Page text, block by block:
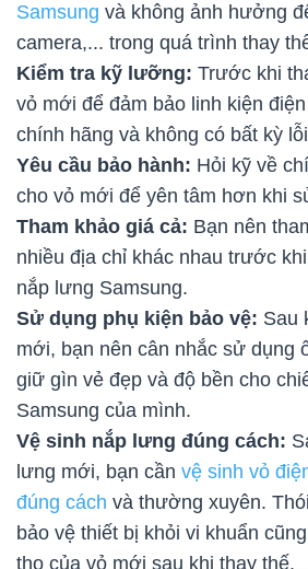
Samsung và không ảnh hưởng
camera,... trong quá trình thay
Kiểm tra kỹ lưỡng: Trước khi
vỏ mới để đảm bảo linh kiện
chính hãng và không có bất kỳ
Yêu cầu bảo hành: Hỏi kỹ về
cho vỏ mới để yên tâm hơn khi
Tham khảo giá cả: Bạn nên
nhiều địa chỉ khác nhau trước
nắp lưng Samsung.
Sử dụng phụ kiện bảo vệ: Sau
mới, bạn nên cân nhắc sử dụng
giữ gìn vẻ đẹp và độ bền cho
Samsung của mình.
Vệ sinh nắp lưng đúng cách:
lưng mới, bạn cần vệ sinh vỏ
đúng cách và thường xuyên.
bảo vệ thiết bị khỏi vi khuẩn
thọ của vỏ mới sau khi thay thế.